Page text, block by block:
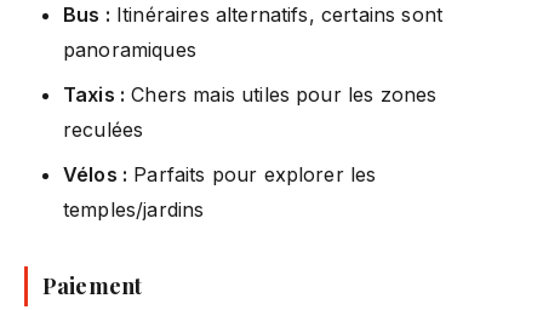
Bus : Itinéraires alternatifs, certains sont
panoramiques
Taxis : Chers mais utiles pour les zones
reculées
Vélos : Parfaits pour explorer les
temples/jardins
Paiement